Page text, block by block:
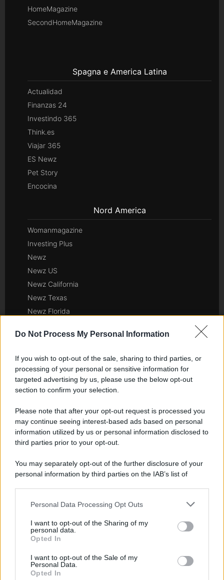
Do Not Process My Personal Information
If you wish to opt-out of the sale, sharing to third parties, or
processing of your personal or sensitive information for
targeted advertising by us, please use the below opt-out
section to confirm your selection.
Please note that after your opt-out request is processed you
may continue seeing interest-based ads based on personal
information utilized by us or personal information disclosed to
third parties prior to your opt-out.
You may separately opt-out of the further disclosure of your
personal information by third parties on the IAB’s list of
This information may also be disclosed by us to third parties
disclose it to other third parties.
Please note that this website/app uses one or more Google
services and may gather and store information including but
not limited to your visit or usage behaviour. You may click to
grant or deny consent to Google and its third-party tags to
Personal Data Processing Opt Outs
I want to opt-out of the Sharing of my
personal data.
Opted In
I want to opt-out of the Sale of my
Personal Data.
Opted In
HomeMagazine
SecondHomeMagazine
Spagna e America Latina
Actualidad
Finanzas 24
Investindo 365
Think.es
Viajar 365
ES Newz
Pet Story
Encocina
Nord America
Womanmagazine
Investing Plus
Newz
Newz US
Newz California
Newz Texas
Newz Florida
Newz Pennsylvania
Newz Ohio
Gameland
Hig Tech Mag
Lgbtqia News
Motors Magazine 365
Day Travel 365
Home Magazine 365
Cineverse Magazine
SecondHomeMagazine
InvestirMag